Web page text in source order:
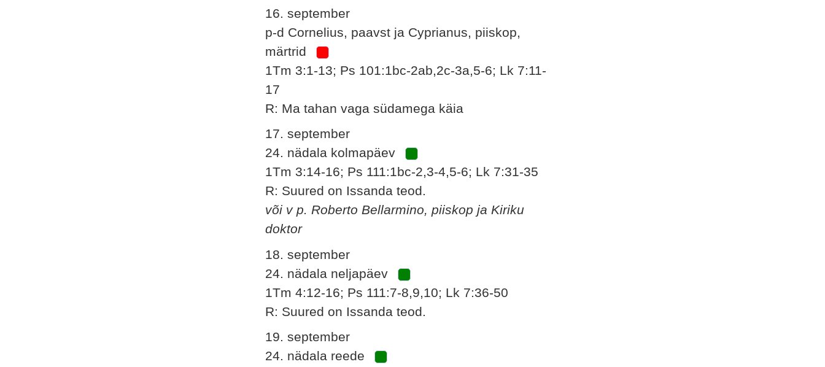
16. september
p-d Cornelius, paavst ja Cyprianus, piiskop,
märtrid
1Tm 3:1-13; Ps 101:1bc-2ab,2c-3a,5-6; Lk 7:11-
17
R: Ma tahan vaga südamega käia
17. september
24. nädala kolmapäev
1Tm 3:14-16; Ps 111:1bc-2,3-4,5-6; Lk 7:31-35
R: Suured on Issanda teod.
või v p. Roberto Bellarmino, piiskop ja Kiriku
doktor
18. september
24. nädala neljapäev
1Tm 4:12-16; Ps 111:7-8,9,10; Lk 7:36-50
R: Suured on Issanda teod.
19. september
24. nädala reede